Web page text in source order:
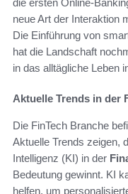
die ersten Online-
neue Art der Interaktion
Die Einführung von
hat die Landschaft
in das alltägliche Leben
Aktuelle Trends in der
Die FinTech Branche
Aktuelle Trends zeigen,
Intelligenz (KI) in der
Bedeutung gewinnt. KI
helfen, um